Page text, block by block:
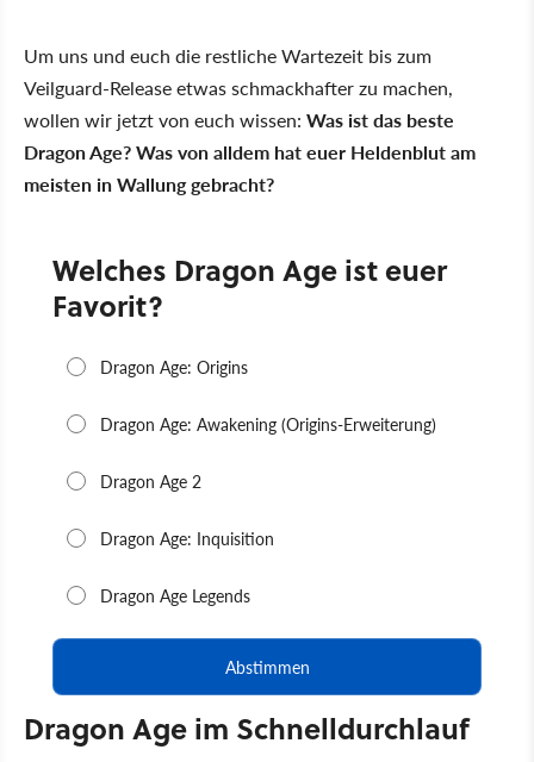
Um uns und euch die restliche Wartezeit bis zum
Veilguard-Release etwas schmackhafter zu machen,
wollen wir jetzt von euch wissen: Was ist das beste
Dragon Age? Was von alldem hat euer Heldenblut am
meisten in Wallung gebracht?
Dragon Age im Schnelldurchlauf